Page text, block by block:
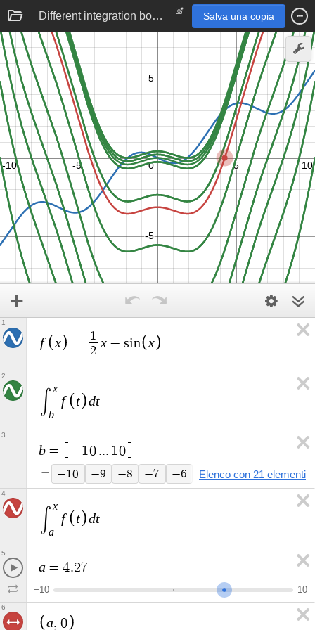
Different integration bounds Salva una copia
f x =
1
2
x − sin x
1
∫ x
b
f t dt
2
b = −10 ... 10
= −10 −9 −8 −7 −6 −5 −4 −3 −2
Elenco con 21 elementi
3
∫ x
a
f t dt
4
a = 4.27
−10 1 0
5
a, 0
6